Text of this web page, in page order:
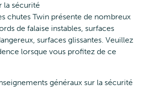
la sécurité
chutes Twin présente de nombreux
de falaise instables, surfaces
surfaces glissantes. Veuillez
lorsque vous profitez de ce
généraux sur la sécurité